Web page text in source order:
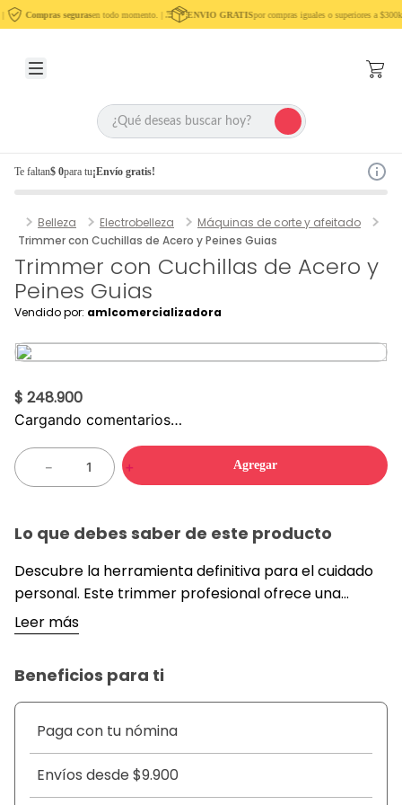
Compras segurasen todo momento. | ENVIO GRATISpor compras iguales o superiores a $300k
Te faltan$ 0para tu¡Envío gratis!
Belleza Electrobelleza
Máquinas de corte y afeitado
Trimmer con Cuchillas de Acero y Peines Guias
Trimmer con Cuchillas de Acero y
Peines Guias
Vendido por: amlcomercializadora
$ 248.900
Cargando comentarios…
＋
－ Agregar
Lo que debes saber de este producto
Descubre la herramienta definitiva para el cuidado
personal. Este trimmer profesional ofrece una
experiencia de corte precisa y eficiente, ideal para
cualquier estilo de cabello. Dise&ntilde;ado con
garantiza un rendimiento duradero y confiable.
Perfecto para uso en el hogar o en un sal&oacute;n
de belleza, este trimmer es la elecci&oacute;n
perfecta para quienes buscan calidad y eficiencia.
&nbsp;
DETALLES
Leer más
Beneficios para ti
Paga con tu nómina
Envíos desde $9.900